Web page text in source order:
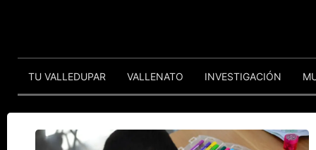
TU VALLEDUPAR VALLENATO INVESTIGACIÓN